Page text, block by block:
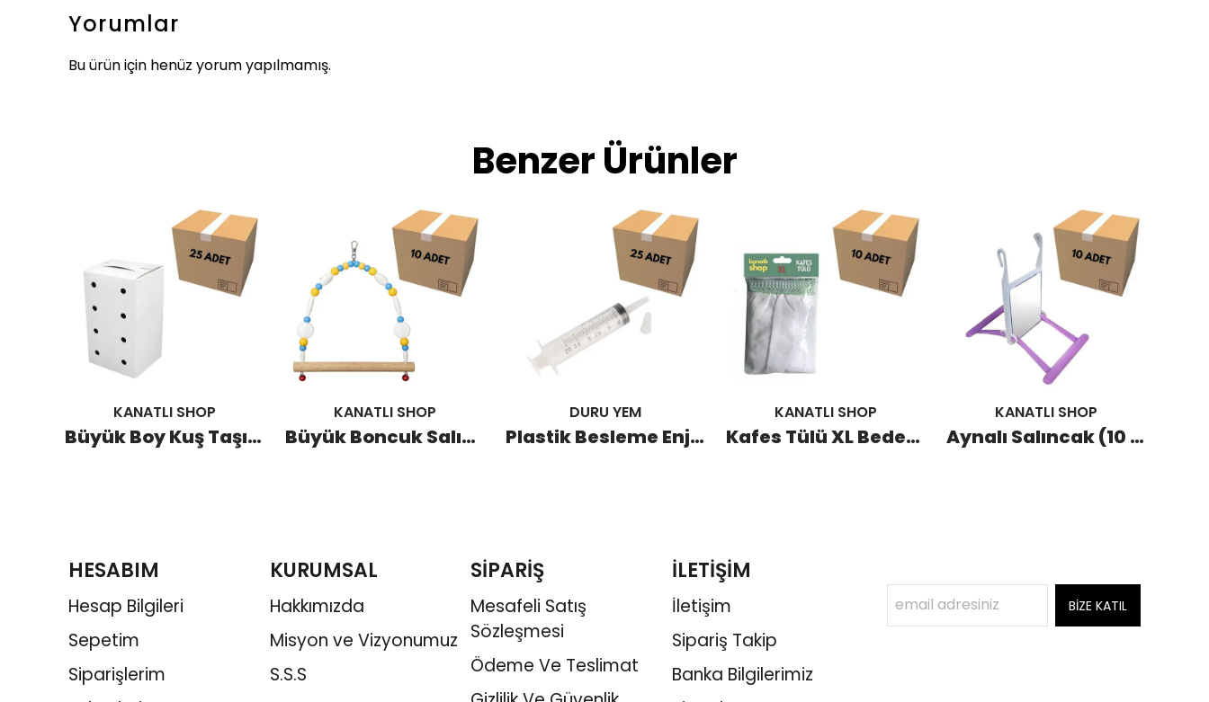
Yorumlar
Bu ürün için henüz yorum yapılmamış.
Benzer Ürünler
KANATLI SHOP
Büyük Boy Kuş Taşıma Kutusu (25 Adet)
KANATLI SHOP
Büyük Boncuk Salıncak (10 Adet)
DURU YEM
Plastik Besleme Enjektörü (25 Adet)
KANATLI SHOP
Kafes Tülü XL Beden (10 Adet)
KANATLI SHOP
Aynalı Salıncak (10 Adet)
HESABIM
Hesap Bilgileri
Sepetim
Siparişlerim
KURUMSAL
Hakkımızda
Misyon ve Vizyonumuz
S.S.S
SİPARİŞ
Mesafeli Satış
Sözleşmesi
Ödeme Ve Teslimat
İLETİŞİM
İletişim
Sipariş Takip
Banka Bilgilerimiz
BİZE KATIL